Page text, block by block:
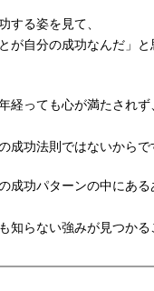
する姿を見て、
が自分の成功なんだ」
経っても心が満たされ
成功法則ではないからで
成功パターンの中にあ
知らない強みが見つかる